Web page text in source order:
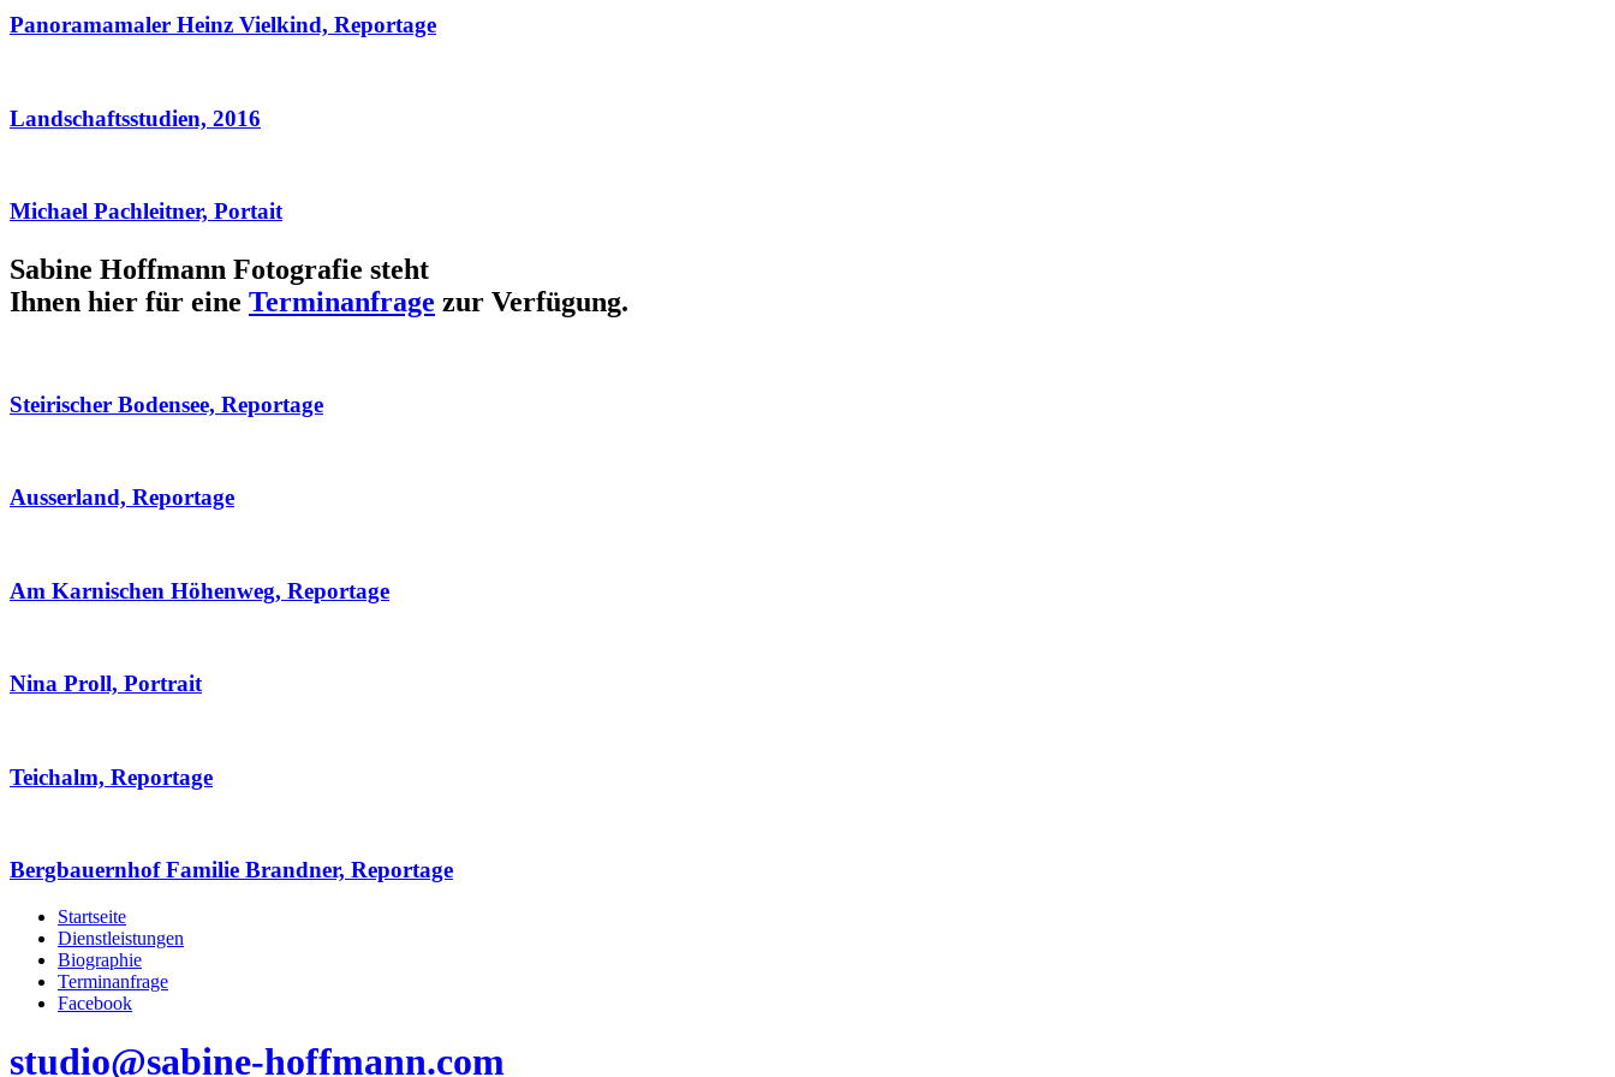
Panoramamaler Heinz Vielkind, Reportage
Landschaftsstudien, 2016
Michael Pachleitner, Portait
Sabine Hoffmann Fotografie steht
Ihnen hier für eine Terminanfrage zur Verfügung.
Steirischer Bodensee, Reportage
Ausserland, Reportage
Am Karnischen Höhenweg, Reportage
Nina Proll, Portrait
Teichalm, Reportage
Bergbauernhof Familie Brandner, Reportage
Startseite
Dienstleistungen
Biographie
Terminanfrage
Facebook
studio@sabine-hoffmann.com